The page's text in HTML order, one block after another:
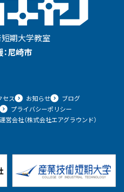
期大学教室
尼崎市
セス お知らせ
ブログ
プライバシーポリシー
運営会社（株式会社エアグラウンド）